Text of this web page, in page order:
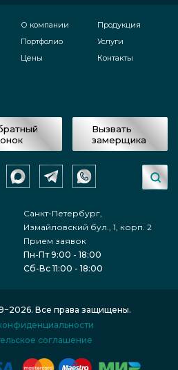
О компании
Портфолио
Цены
Продукция
Услуги
Контакты
Вызвать
замерщика
Санкт-Петербург,
Измайловский бул., 1, корп. 2
Прием заявок
Пн-Пт 9:00 - 18:00
Сб-Вс 11:00 - 18:00
Все права защищены.
соглашение